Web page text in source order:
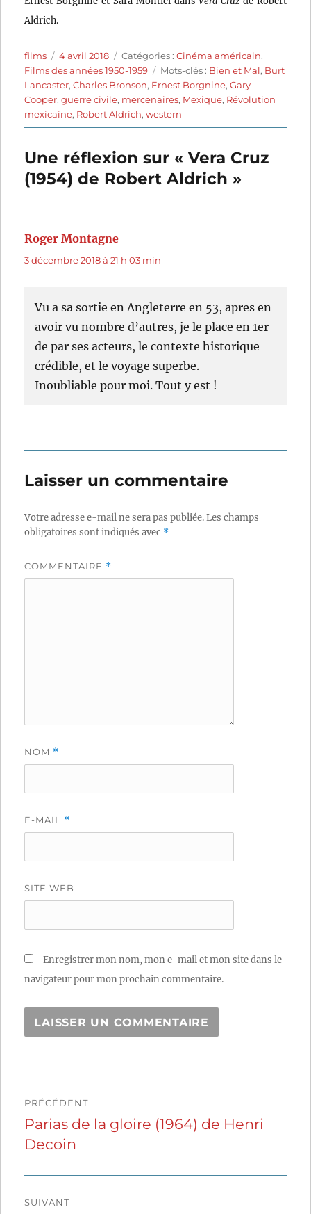
Aldrich.
Auteur
films
Publié
le
4 avril 2018 Catégories
Catégories :Cinéma américain,
Films des années 1950-1959
Étiquettes
Mots-clés : Bien et Mal, Burt
Lancaster,Charles Bronson, Ernest Borgnine,Gary
Cooper,guerre civile, mercenaires, Mexique, Révolution
mexicaine, Robert Aldrich,western
Une réflexion sur « Vera Cruz
(1954) de Robert Aldrich »
Roger Montagne
3 décembre 2018 à 21 h 03 min
Vu a sa sortie en Angleterre en 53, apres en
avoir vu nombre d’autres, je le place en 1er
de par ses acteurs, le contexte historique
crédible, et le voyage superbe.
Inoubliable pour moi. Tout y est !
Laisser un commentaire
Votre adresse e-mail ne sera pas publiée.Les champs
obligatoires sont indiqués avec *
COMMENTAIRE *
NOM *
E-MAIL *
SITE WEB
Enregistrer mon nom, mon e-mail et mon site dans le
navigateur pour mon prochain commentaire.
de
l’article
PRÉCÉDENT
Publication
précédente :
Parias de la gloire (1964) de Henri
Decoin
SUIVANT